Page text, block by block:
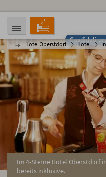
Candidati
Hotel Oberstdorf Hotel
ARRIVO
07.08.2026
PARTENZA
12.08.2026
2 Personen
PRENOTAZIONE
Im 4-Sterne Hotel Oberstdorf
bereits inklusive.